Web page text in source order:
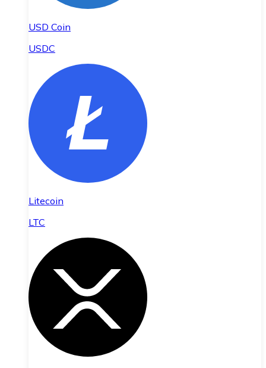
USD Coin
USDC
Litecoin
LTC